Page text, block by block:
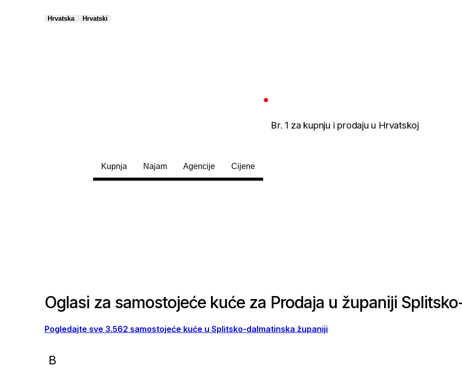
Hrvatska Hrvatski
Br. 1 za kupnju i prodaju u Hrvatskoj
Kupnja Najam Agencije Cijene
Oglasi za samostojeće kuće za Prodaja u županiji
Pogledajte sve 3.562 samostojeće kuće u Splitsko-dalmatinska županiji
B